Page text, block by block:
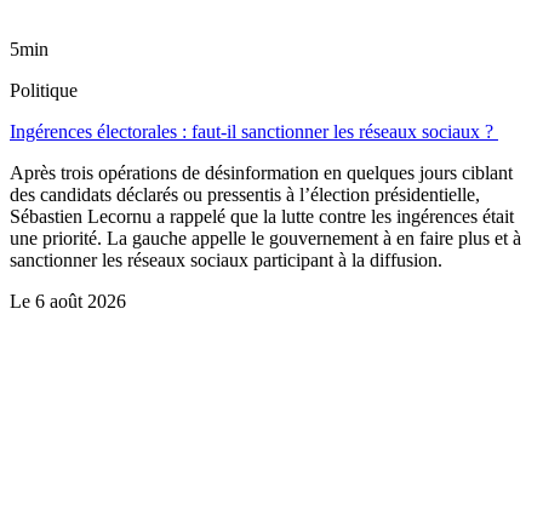
5min
Politique
Ingérences électorales : faut-il sanctionner les réseaux sociaux ?
Après trois opérations de désinformation en quelques jours ciblant
des candidats déclarés ou pressentis à l’élection présidentielle,
Sébastien Lecornu a rappelé que la lutte contre les ingérences était
une priorité. La gauche appelle le gouvernement à en faire plus et à
sanctionner les réseaux sociaux participant à la diffusion.
Le 6 août 2026